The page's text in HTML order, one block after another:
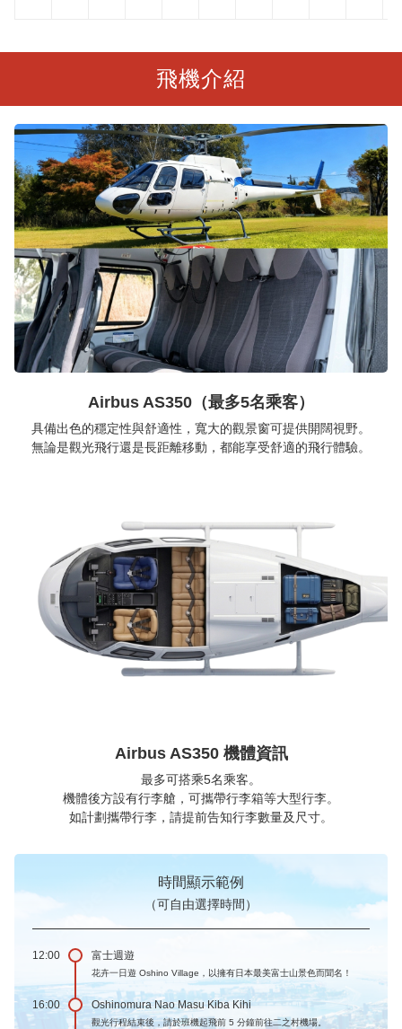
飛機介紹
Airbus AS350（最多5名乘客）
具備出色的穩定性與舒適性，寬大的觀景窗可提供開闊視野。
無論是觀光飛行還是長距離移動，都能享受舒適的飛行體驗。
Airbus AS350 機體資訊
最多可搭乘5名乘客。
機體後方設有行李艙，可攜帶行李箱等大型行李。
如計劃攜帶行李，請提前告知行李數量及尺寸。
時間顯示範例
（可自由選擇時間）
12:00 富士週遊
花卉一日遊 Oshino Village，以擁有日本最美富士山景色而聞名！
16:00 Oshinomura Nao Masu Kiba Kihi
觀光行程結束後，請於班機起飛前 5 分鐘前往二之村機場。